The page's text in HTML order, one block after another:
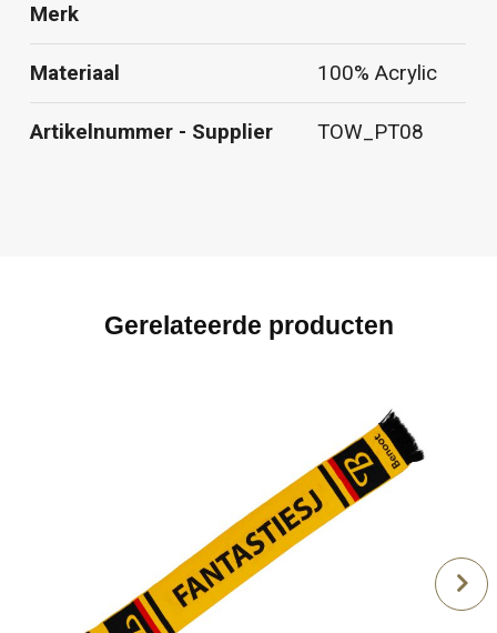
Merk
Materiaal 100% Acrylic
Artikelnummer - Supplier TOW_PT08
Gerelateerde producten